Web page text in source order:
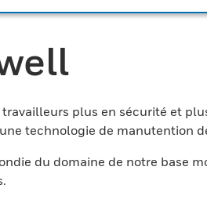
plus en sécurité et
technologie de manutention
du domaine de notre base